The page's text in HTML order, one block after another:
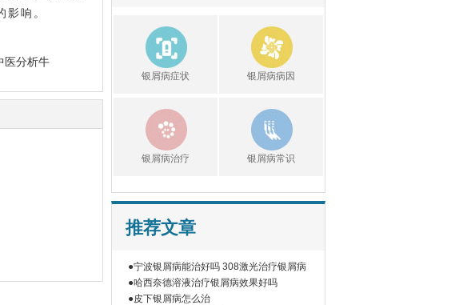
响。
医分析牛
银屑病症状 银屑病病因
银屑病治疗 银屑病常识
推荐文章
●宁波银屑病能治好吗 308激光治疗银屑病
●哈西奈德溶液治疗银屑病效果好吗
●皮下银屑病怎么治